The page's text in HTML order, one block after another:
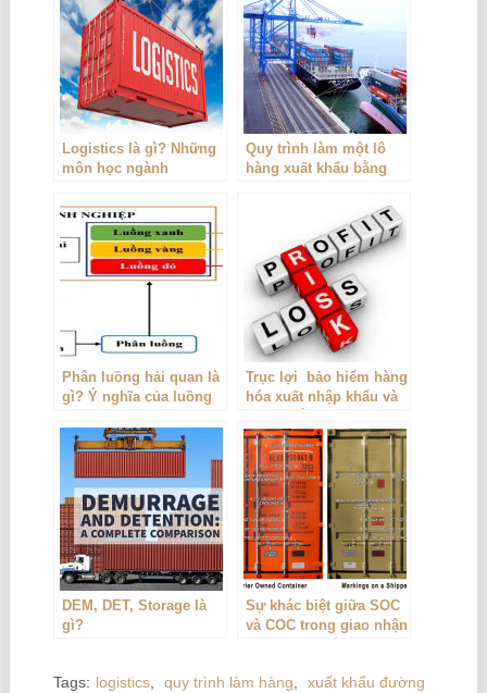
Logistics là gì? Những
môn học ngành
làm
Quy trình làm một lô
hàng xuất khẩu bằng
Phân luồng hải quan là
gì? Ý nghĩa của luồng
Trục lợi bảo hiểm hàng
hóa xuất nhập khẩu và
DEM, DET, Storage là
gì?
Sự khác biệt giữa SOC
và COC trong giao nhận
Tags: logistics, quy trình làm hàng,
xuất khẩu đường